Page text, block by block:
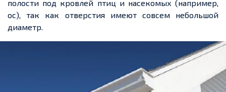
полости под кровлей птиц и насекомых (например,
ос), так как отверстия имеют совсем небольшой
диаметр.